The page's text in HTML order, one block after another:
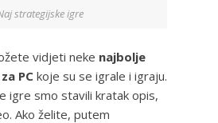
strategijske igre
vidjeti neke najbolje
PC koje su se igrale i igraju.
igre smo stavili kratak opis,
Ako želite, putem